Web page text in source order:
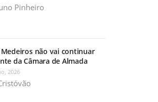
Pinheiro
Medeiros não vai continuar
da Câmara de Almada
2026